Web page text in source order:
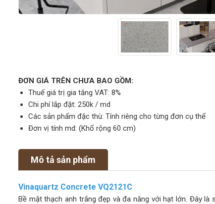
ĐƠN GIÁ TRÊN CHƯA BAO GỒM:
Thuế giá trị gia tăng VAT: 8%
Chi phí lắp đặt: 250k / md
Các sản phẩm đặc thù: Tính riêng cho từng đơn cụ thể
Đơn vị tính md: (Khổ rộng 60 cm)
Mô tả sản phẩm
Vinaquartz Concrete VQ2121C
Bề mặt thạch anh trắng đẹp và đa năng với hạt lớn. Đây